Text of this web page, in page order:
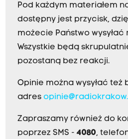
Pod każdym materiałem
dostępny jest przycisk,
możecie Państwo wysyłać
Wszystkie będą
pozostaną bez reakcji.
Opinie można wysyłać też
adres
Zapraszamy również do
poprzez SMS - 4080,